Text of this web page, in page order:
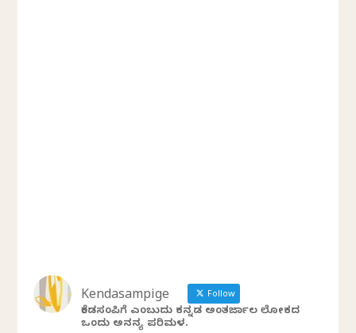
Kendasampige Follow
ಕೆಂಡಸಂಪಿಗೆ ಎಂಬುದು ಕನ್ನಡ ಅಂತರ್ಜಾಲ ಲೋಕದ
ಒಂದು ಅನನ್ಯ ಪರಿಮಳ.